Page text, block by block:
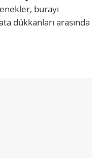
burayı
dükkanları arasında